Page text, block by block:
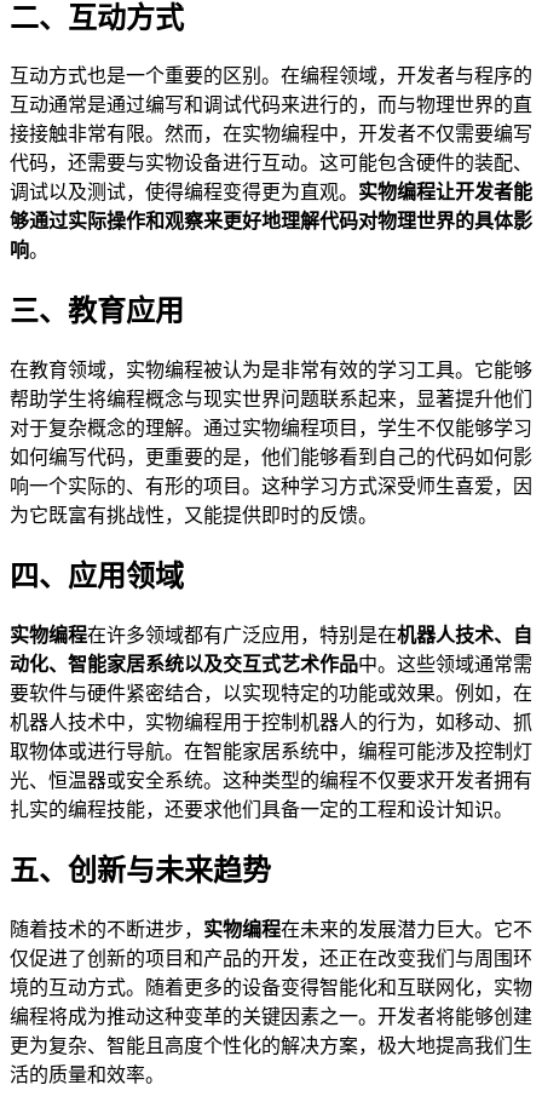
二、互动方式
互动方式也是一个重要的区别。在编程领域，开发者与程序的
互动通常是通过编写和调试代码来进行的，而与物理世界的直
接接触非常有限。然而，在实物编程中，开发者不仅需要编写
代码，还需要与实物设备进行互动。这可能包含硬件的装配、
调试以及测试，使得编程变得更为直观。 实物编程让开发者能
够通过实际操作和观察来更好地理解代码对物理世界的具体影
响。
三、教育应用
在教育领域，实物编程被认为是非常有效的学习工具。它能够
帮助学生将编程概念与现实世界问题联系起来，显著提升他们
对于复杂概念的理解。通过实物编程项目，学生不仅能够学习
如何编写代码，更重要的是，他们能够看到自己的代码如何影
响一个实际的、有形的项目。这种学习方式深受师生喜爱，因
为它既富有挑战性，又能提供即时的反馈。
四、应用领域
实物编程在许多领域都有广泛应用，特别是在机器人技术、自
动化、智能家居系统以及交互式艺术作品中。这些领域通常需
要软件与硬件紧密结合，以实现特定的功能或效果。例如，在
机器人技术中，实物编程用于控制机器人的行为，如移动、抓
取物体或进行导航。在智能家居系统中，编程可能涉及控制灯
光、恒温器或安全系统。这种类型的编程不仅要求开发者拥有
扎实的编程技能，还要求他们具备一定的工程和设计知识。
五、创新与未来趋势
随着技术的不断进步， 实物编程在未来的发展潜力巨大。它不
仅促进了创新的项目和产品的开发，还正在改变我们与周围环
境的互动方式。随着更多的设备变得智能化和互联网化，实物
编程将成为推动这种变革的关键因素之一。开发者将能够创建
更为复杂、智能且高度个性化的解决方案，极大地提高我们生
活的质量和效率。